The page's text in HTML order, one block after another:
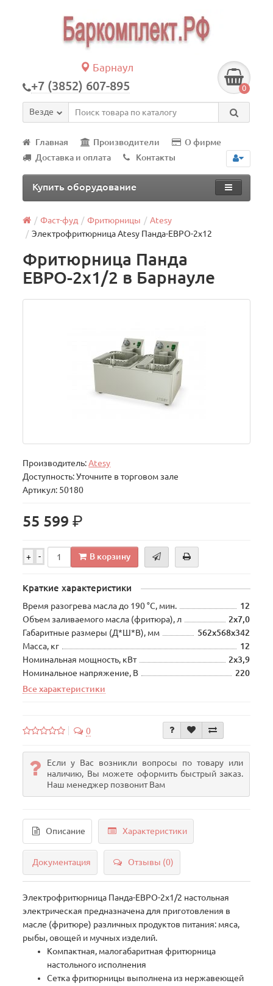
Барнаул
+7 (3852) 607-895 0
Везде
Главная Производители
О фирме
Доставка и оплата
Контакты
Купить оборудование
Фаст-фуд Фритюрницы
Atesy
Электрофритюрница Atesy Панда-ЕВРО-2х12
Фритюрница Панда
ЕВРО-2х1/2 в Барнауле
Производитель:Atesy
Доступность: Уточните в торговом зале
Артикул: 50180
55 599р.
+ - В корзину
Краткие характеристики
Время разогрева масла до 190 °С, мин.
12
Объем заливаемого масла (фритюра), л
2х7,0
Габаритные размеры (Д*Ш*В), мм
562х568х342
Масса, кг
12
Номинальная мощность, кВт
2х3,9
Номинальное напряжение, В
220
Все характеристики
0
Если у Вас возникли вопросы по товару или
наличию, Вы можете оформить быстрый заказ.
Наш менеджер позвонит Вам
Описание Характеристики
Документация Отзывы (0)
Электрофритюрница Панда-ЕВРО-2х1/2 настольная
электрическая предназначена для приготовления в
масле (фритюре) различных продуктов питания: мяса,
рыбы, овощей и мучных изделий.
Компактная, малогабаритная фритюрница
настольного исполнения
Сетка фритюрницы выполнена из нержавеющей